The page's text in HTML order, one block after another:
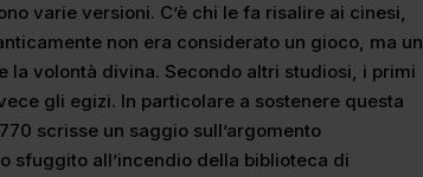
varie versioni. C’è chi le fa risalire ai cinesi,
non era considerato un gioco, ma un
la volontà divina. Secondo altri studiosi, i primi
gli egizi. In particolare a sostenere questa
scrisse un saggio sull’argomento
sfuggito all’incendio della biblioteca di